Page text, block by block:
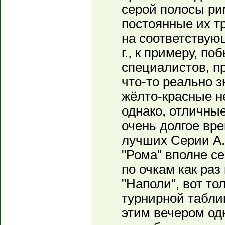
серой полосы
постоянные их
на
г., к примеру,
специалистов,
что-то реально
жёлто-красные
однако,
очень долгое
лучших Серии А.
"Рома" вполне
по очкам как
"Наполи", вот
турнирной
этим вечером